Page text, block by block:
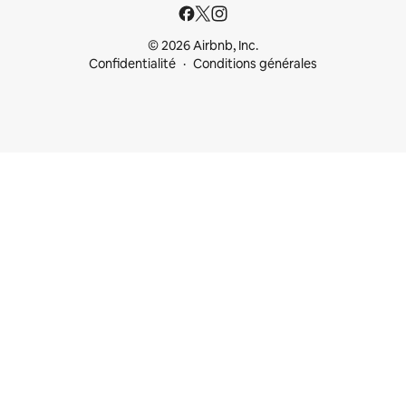
© 2026 Airbnb, Inc.
Confidentialité
Conditions générales